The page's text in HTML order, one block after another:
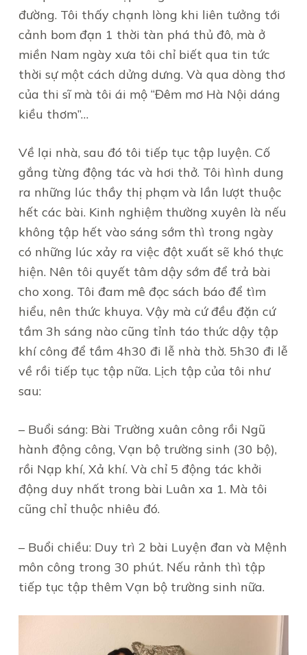
đường. Tôi thấy chạnh lòng khi liên tưởng tới
cảnh bom đạn 1 thời tàn phá thủ đô, mà ở
miền Nam ngày xưa tôi chỉ biết qua tin tức
thời sự một cách dửng dưng. Và qua dòng thơ
của thi sĩ mà tôi ái mộ “Đêm mơ Hà Nội dáng
kiều thơm”…
Về lại nhà, sau đó tôi tiếp tục tập luyện. Cố
gắng từng động tác và hơi thở. Tôi hình dung
ra những lúc thầy thị phạm và lần lượt thuộc
hết các bài. Kinh nghiệm thường xuyên là nếu
không tập hết vào sáng sớm thì trong ngày
có những lúc xảy ra việc đột xuất sẽ khó thực
hiện. Nên tôi quyết tâm dậy sớm để trả bài
cho xong. Tôi đam mê đọc sách báo để tìm
hiểu, nên thức khuya. Vậy mà cứ đều đặn cứ
tầm 3h sáng nào cũng tỉnh táo thức dậy tập
khí công để tầm 4h30 đi lễ nhà thờ. 5h30 đi lễ
về rồi tiếp tục tập nữa. Lịch tập của tôi như
sau:
– Buổi sáng: Bài Trường xuân công rồi Ngũ
hành động công, Vạn bộ trường sinh (30 bộ),
rồi Nạp khí, Xả khí. Và chỉ 5 động tác khởi
động duy nhất trong bài Luân xa 1. Mà tôi
cũng chỉ thuộc nhiêu đó.
– Buổi chiều: Duy trì 2 bài Luyện đan và Mệnh
môn công trong 30 phút. Nếu rảnh thì tập
tiếp tục tập thêm Vạn bộ trường sinh nữa.